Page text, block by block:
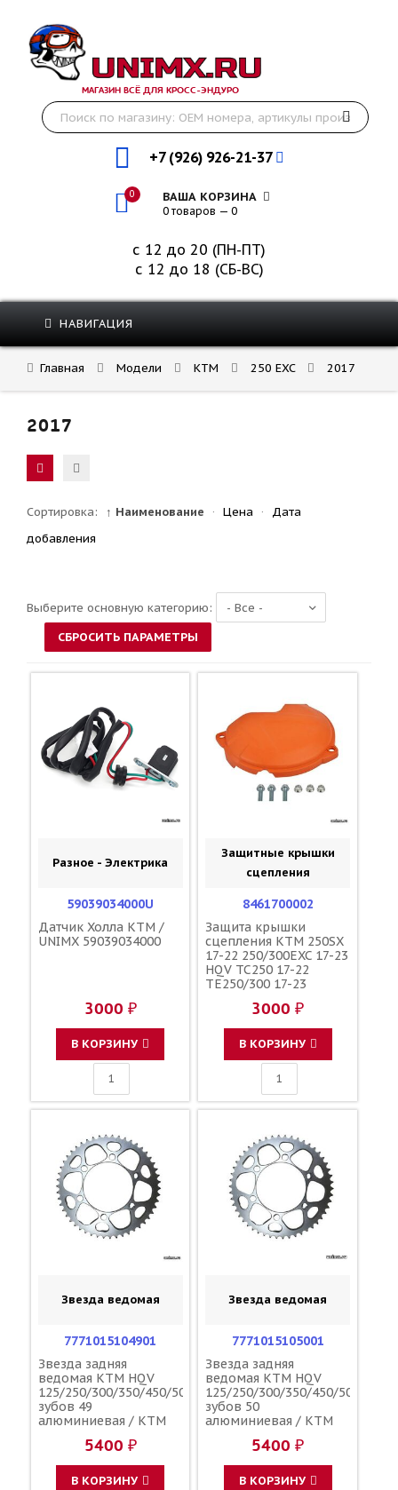
МАГАЗИН ВСЁ ДЛЯ КРОСС-ЭНДУРО
+7 (926) 926-21-37
0 ВАША КОРЗИНА
0 товаров — 0
с 12 до 20 (ПН-ПТ)
с 12 до 18 (СБ-ВС)
НАВИГАЦИЯ
Главная Модели KTM 250 EXC 2017
2017
Сортировка: ↑ Наименование · Цена ·
Дата
добавления
Выберите основную категорию:
Разное - Электрика
59039034000U
Датчик Холла KTM /
UNIMX 59039034000
3000 ₽
В КОРЗИНУ
Защитные крышки
сцепления
8461700002
Защита крышки
сцепления KTM 250SX
17-22 250/300EXC 17-23
HQV TC250 17-22
TE250/300 17-23
POLISPORT
5604415081224
3000 ₽
В КОРЗИНУ
Звезда ведомая
7771015104901
Звезда задняя
ведомая KTM HQV
125/250/300/350/450/500
зубов 49
алюминиевая / KTM
5400 ₽
В КОРЗИНУ
Звезда ведомая
7771015105001
Звезда задняя
ведомая KTM HQV
125/250/300/350/450/500
зубов 50
алюминиевая / KTM
5400 ₽
В КОРЗИНУ